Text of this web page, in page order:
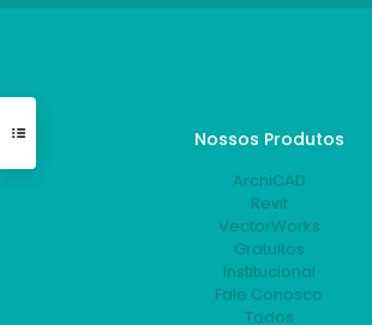
Nossos Produtos
ArchiCAD
Revit
VectorWorks
Gratuitos
Institucional
Fale Conosco
Todos